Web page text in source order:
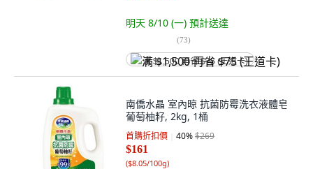
明天 8/10 (一) 預計送達
(73)
满 $1,500 再省 $75 (王道卡)
南僑水晶 室內晾 抗菌防霉洗衣液體皂
葡萄柚籽, 2kg, 1桶
首購折扣價 40%$269
$161
($8.05/100g)